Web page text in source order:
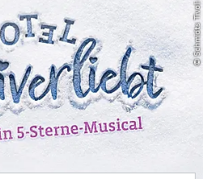
© Schmidts Tivoli